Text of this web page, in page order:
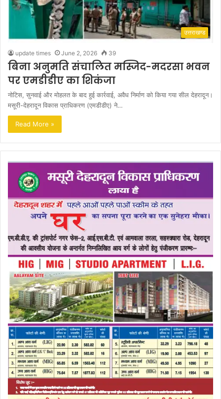
उत्तराखण्ड
update times June 2, 2026 39
बिना अनुमति संचालित मस्जिद-मदरसा भवन
पर एमडीडीए का शिकंजा
नोटिस, सुनवाई और मोहलत के बाद हुई कार्रवाई, अवैध निर्माण को किया गया सील देहरादून।
मसूरी-देहरादून विकास प्राधिकरण (एमडीडीए) ने…
Read More »